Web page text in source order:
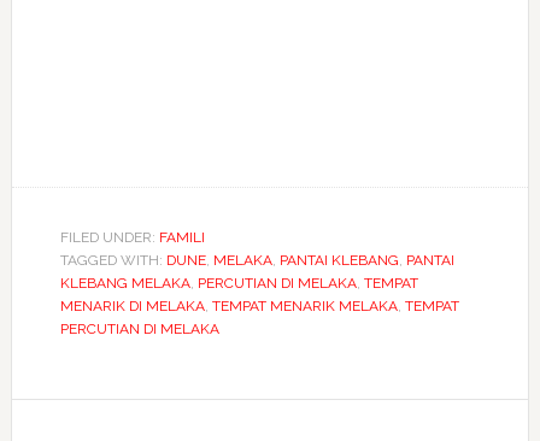
FILED UNDER: FAMILI
TAGGED WITH: DUNE, MELAKA, PANTAI KLEBANG, PANTAI
KLEBANG MELAKA, PERCUTIAN DI MELAKA, TEMPAT
MENARIK DI MELAKA, TEMPAT MENARIK MELAKA, TEMPAT
PERCUTIAN DI MELAKA